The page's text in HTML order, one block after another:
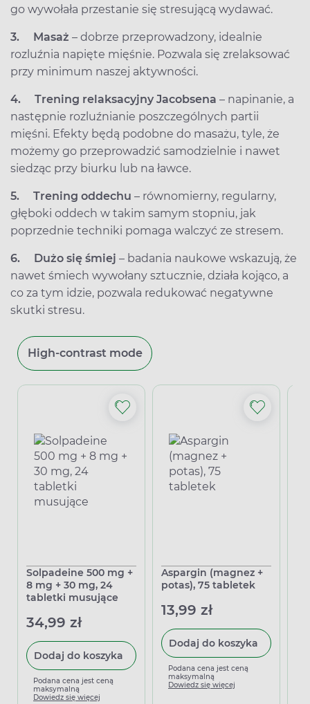
go wywołała przestanie się stresującą wydawać.
3. Masaż – dobrze przeprowadzony, idealnie
rozluźnia napięte mięśnie. Pozwala się zrelaksować
przy minimum naszej aktywności.
4. Trening relaksacyjny Jacobsena – napinanie, a
następnie rozluźnianie poszczególnych partii
mięśni. Efekty będą podobne do masażu, tyle, że
możemy go przeprowadzić samodzielnie i nawet
siedząc przy biurku lub na ławce.
5. Trening oddechu – równomierny, regularny,
głęboki oddech w takim samym stopniu, jak
poprzednie techniki pomaga walczyć ze stresem.
6. Dużo się śmiej – badania naukowe wskazują, że
nawet śmiech wywołany sztucznie, działa kojąco, a
co za tym idzie, pozwala redukować negatywne
skutki stresu.
High-contrast mode
Solpadeine 500 mg +
8 mg + 30 mg, 24
tabletki musujące
34,99 zł
Dodaj do koszyka
Podana cena jest ceną
maksymalną
Dowiedz się więcej
Aspargin (magnez +
potas), 75 tabletek
13,99 zł
Dodaj do koszyka
Podana cena jest ceną
maksymalną
Dowiedz się więcej